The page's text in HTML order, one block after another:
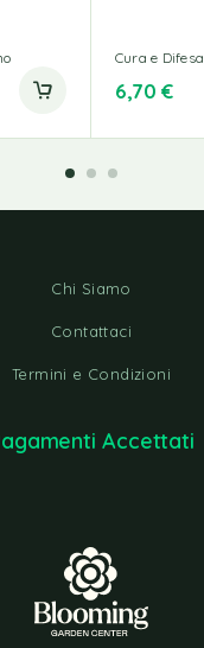
Cura e Difesa
6,70€
Chi Siamo
Contattaci
Termini e Condizioni
Accettati